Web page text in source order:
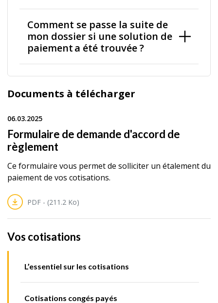
Comment se passe la suite de
mon dossier si une solution de
paiement a été trouvée ?
Documents à télécharger
06.03.2025
Formulaire de demande d'accord de
règlement
Ce formulaire vous permet de solliciter un étalement du
paiement de vos cotisations.
PDF - (211.2 Ko)
Vos cotisations
L’essentiel sur les cotisations
Cotisations congés payés